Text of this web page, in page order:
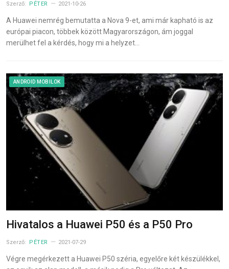
Szerző: PÉTER 2021-10-26
A Huawei nemrég bemutatta a Nova 9-et, ami már kapható is az
európai piacon, többek között Magyarországon, ám joggal
merülhet fel a kérdés, hogy mi a helyzet…
ANDROID MOBILOK
Hivatalos a Huawei P50 és a P50 Pro
Szerző: PÉTER 2021-07-29
Végre megérkezett a Huawei P50 széria, egyelőre két készülékkel,